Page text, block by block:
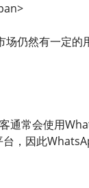
仍然有一定的
通常会使用
，因此